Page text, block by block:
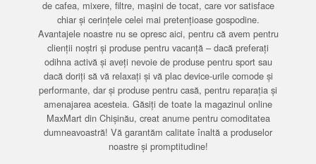
de cafea, mixere, filtre, mașini de tocat, care vor satisface
chiar și cerințele celei mai pretențioase gospodine.
Avantajele noastre nu se opresc aici, pentru că avem pentru
clienții noștri și produse pentru vacanță – dacă preferați
odihna activă și aveți nevoie de produse pentru sport sau
dacă doriți să vă relaxați și vă plac device-urile comode și
performante, dar și produse pentru casă, pentru reparația și
amenajarea acesteia. Găsiți de toate la magazinul online
MaxMart din Chișinău, creat anume pentru comoditatea
dumneavoastră! Vă garantăm calitate înaltă a produselor
noastre și promptitudine!